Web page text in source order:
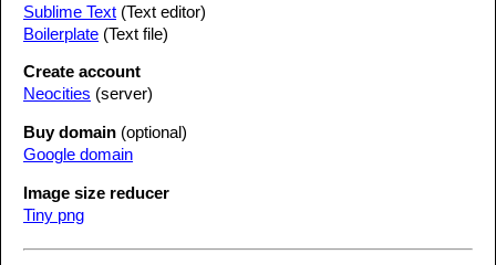
Sublime Text (Text editor)
Boilerplate (Text file)
Create account
Neocities (server)
Buy domain (optional)
Google domain
Image size reducer
Tiny png